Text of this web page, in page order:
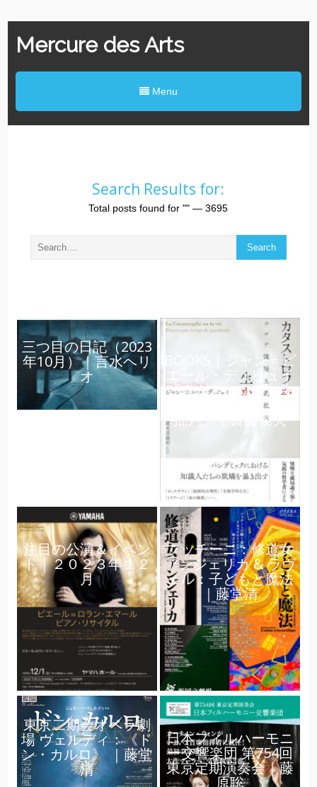
Mercure des Arts
Menu
Search Results for:
Total posts found for"" — 3695
三つ目の日記（2023
年10月）｜言水ヘリ
オ
BOOKS｜ジャン＝ピ
エール・デュピュイ
『カタストロフか生
か コロナ懐疑主義
批判』｜齋藤俊夫
注目の公演＆イベン
ト｜２０２３年１２
月
プッチーニ：修道女
アンジェリカ & ラヴ
ェル：子どもと魔法
｜藤堂清
東京二期会オペラ劇
場 ヴェルディ：《ド
ン・カルロ》 ｜藤堂
清
日本フィルハーモニ
ー交響楽団 第754回
東京定期演奏会｜藤
原聡